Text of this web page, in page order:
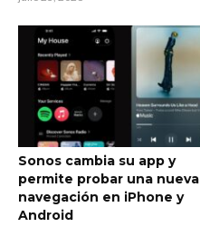
Sonos cambia su app y
permite probar una nueva
navegación en iPhone y
Android